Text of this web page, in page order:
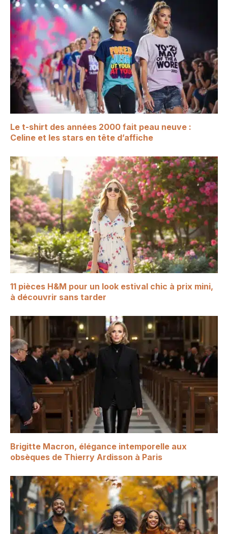
Le t-shirt des années 2000 fait peau neuve :
Celine et les stars en tête d’affiche
11 pièces H&M pour un look estival chic à prix mini,
à découvrir sans tarder
Brigitte Macron, élégance intemporelle aux
obsèques de Thierry Ardisson à Paris